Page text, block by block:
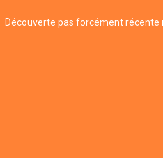
Découverte pas forcément récente